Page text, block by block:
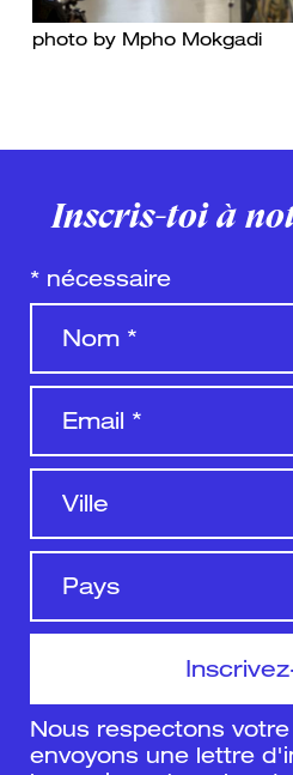
photo by Mpho Mokgadi
Inscris-toi à
* nécessaire
Nous respectons
envoyons une lettre